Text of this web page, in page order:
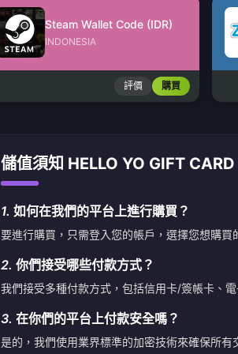
Steam Wallet Code (IDR)
INDONESIA
評價 購買
儲值須知 HELLO YO GIFT CARD
1. 如何在我們的平台上進行購買？
要進行購買，只需登入您的帳戶，選擇您想購
2. 你們接受哪些付款方式？
我們接受多種付款方式，包括信用卡/簽帳卡、
3. 在你們的平台上付款安全嗎？
是的，我們使用業界標準的加密技術來確保所